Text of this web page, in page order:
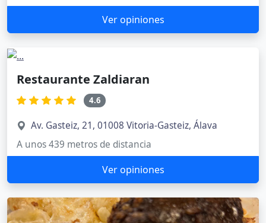
Ver opiniones
Restaurante Zaldiaran
4.6
Av. Gasteiz, 21, 01008 Vitoria-Gasteiz, Álava
A unos 439 metros de distancia
Ver opiniones